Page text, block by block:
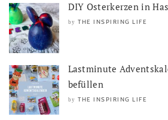
DIY Osterkerzen in
by THE INSPIRING LIFE
Lastminute
befüllen
by THE INSPIRING LIFE